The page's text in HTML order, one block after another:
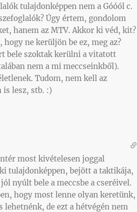
tulajdonképpen nem a Góóól c.
Úgy értem, gondolom
hanem az MTV. Akkor ki véd, kit?
ne kerüljön be ez, meg az?
bele szoktak kerülni a vitatott
nem a mi meccseinkből).
Tudom, nem kell az
is lesz, stb. :)
most kivételesen joggal
tulajdonképpen, bejött a taktikája,
nyúlt bele a meccsbe a cseréivel.
hogy most lenne olyan keretünk,
lehetnénk, de ezt a hétvégén nem